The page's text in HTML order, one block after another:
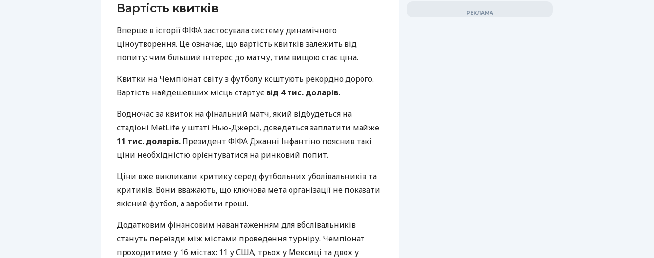
Вартість квитків
Вперше в історії ФІФА застосувала систему динамічного
ціноутворення. Це означає, що вартість квитків залежить від
попиту: чим більший інтерес до матчу, тим вищою стає ціна.
Квитки на Чемпіонат світу з футболу коштують рекордно дорого.
Вартість найдешевших місць стартує від 4 тис. доларів.
Водночас за квиток на фінальний матч, який відбудеться на
стадіоні MetLife у штаті Нью-Джерсі, доведеться заплатити майже
11 тис. доларів. Президент ФІФА Джанні Інфантіно пояснив такі
ціни необхідністю орієнтуватися на ринковий попит.
Ціни вже викликали критику серед футбольних уболівальників та
критиків. Вони вважають, що ключова мета організації не показати
якісний футбол, а заробити гроші.
Додатковим фінансовим навантаженням для вболівальників
стануть переїзди між містами проведення турніру. Чемпіонат
проходитиме у 16 містах: 11 у США, трьох у Мексиці та двох у